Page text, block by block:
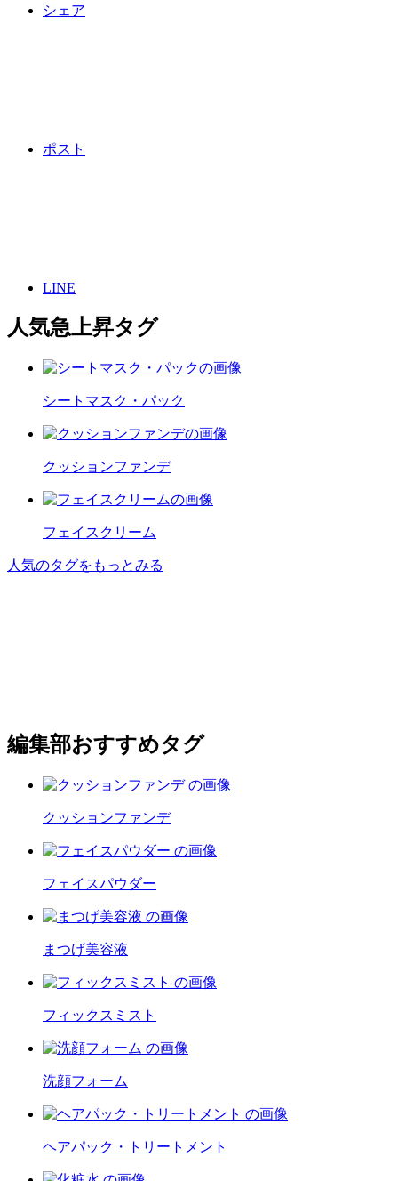
シェア
ポスト
LINE
人気急上昇タグ
シートマスク・パック
クッションファンデ
フェイスクリーム
人気のタグをもっとみる
編集部おすすめタグ
クッションファンデ
フェイスパウダー
まつげ美容液
フィックスミスト
洗顔フォーム
ヘアパック・トリートメント